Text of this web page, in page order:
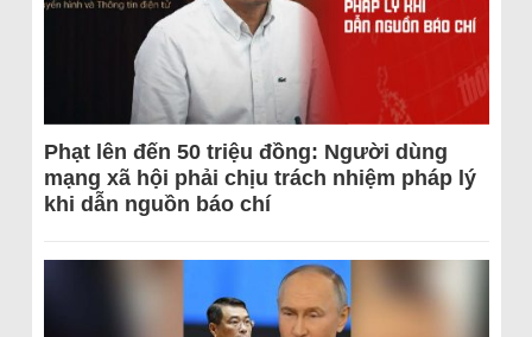
Phạt lên đến 50 triệu đồng: Người dùng
mạng xã hội phải chịu trách nhiệm pháp lý
khi dẫn nguồn báo chí